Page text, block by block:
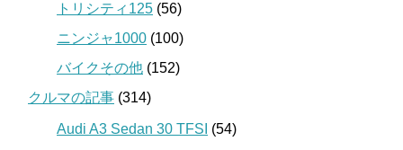
トリシティ125 (56)
ニンジャ1000 (100)
バイクその他 (152)
クルマの記事 (314)
Audi A3 Sedan 30 TFSI (54)